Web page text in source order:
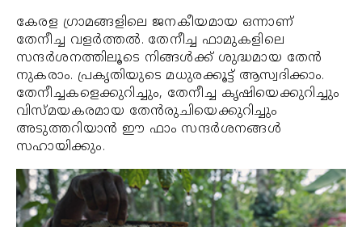
കേരള ഗ്രാമങ്ങളിലെ ജനകീയമായ ഒന്നാണ്
തേനീച്ച വളര്‍ത്തല്‍. തേനീച്ച ഫാമുകളിലെ
സന്ദര്‍ശനത്തിലൂടെ നിങ്ങള്‍ക്ക് ശുദ്ധമായ തേന്‍
നുകരാം. പ്രകൃതിയുടെ മധുരക്കൂട്ട് ആസ്വദിക്കാം.
തേനീച്ചകളെക്കുറിച്ചും, തേനീച്ച കൃഷിയെക്കുറിച്ചും
വിസ്മയകരമായ തേന്‍രുചിയെക്കുറിച്ചും
അടുത്തറിയാന്‍ ഈ ഫാം സന്ദര്‍ശനങ്ങള്‍
സഹായിക്കും.